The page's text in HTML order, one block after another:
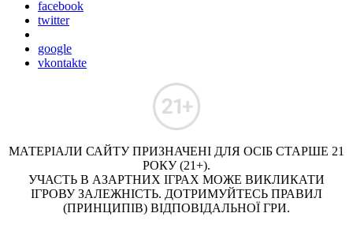
facebook
twitter
google
vkontakte
МАТЕРІАЛИ САЙТУ ПРИЗНАЧЕНІ ДЛЯ ОСІБ СТАРШЕ 21
РОКУ (21+).
УЧАСТЬ В АЗАРТНИХ ІГРАХ МОЖЕ ВИКЛИКАТИ
ІГРОВУ ЗАЛЕЖНІСТЬ. ДОТРИМУЙТЕСЬ ПРАВИЛ
(ПРИНЦИПІВ) ВІДПОВІДАЛЬНОЇ ГРИ.